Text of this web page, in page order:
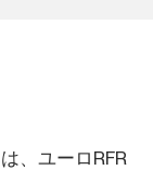
、ユーロRFR